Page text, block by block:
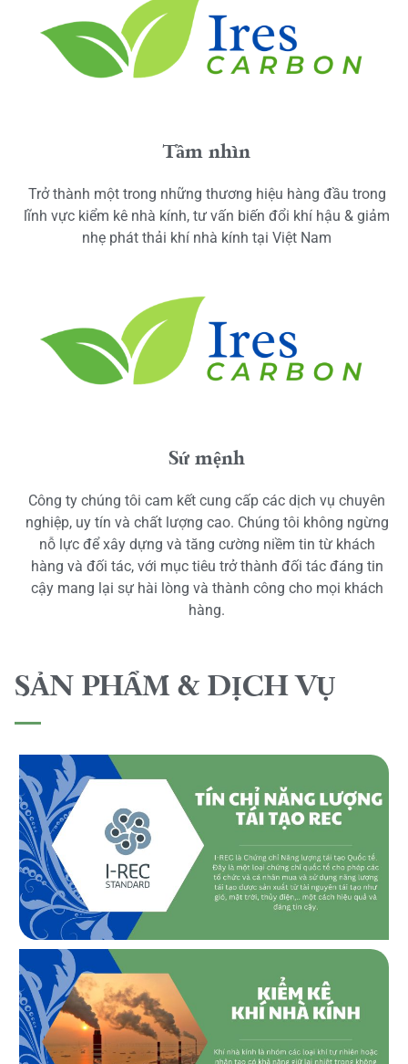
Tầm nhìn
Trở thành một trong những thương hiệu hàng đầu trong
lĩnh vực kiểm kê nhà kính, tư vấn biến đổi khí hậu & giảm
nhẹ phát thải khí nhà kính tại Việt Nam
Sứ mệnh
Công ty chúng tôi cam kết cung cấp các dịch vụ chuyên
nghiệp, uy tín và chất lượng cao. Chúng tôi không ngừng
nỗ lực để xây dựng và tăng cường niềm tin từ khách
hàng và đối tác, với mục tiêu trở thành đối tác đáng tin
cậy mang lại sự hài lòng và thành công cho mọi khách
hàng.
SẢN PHẨM & DỊCH VỤ